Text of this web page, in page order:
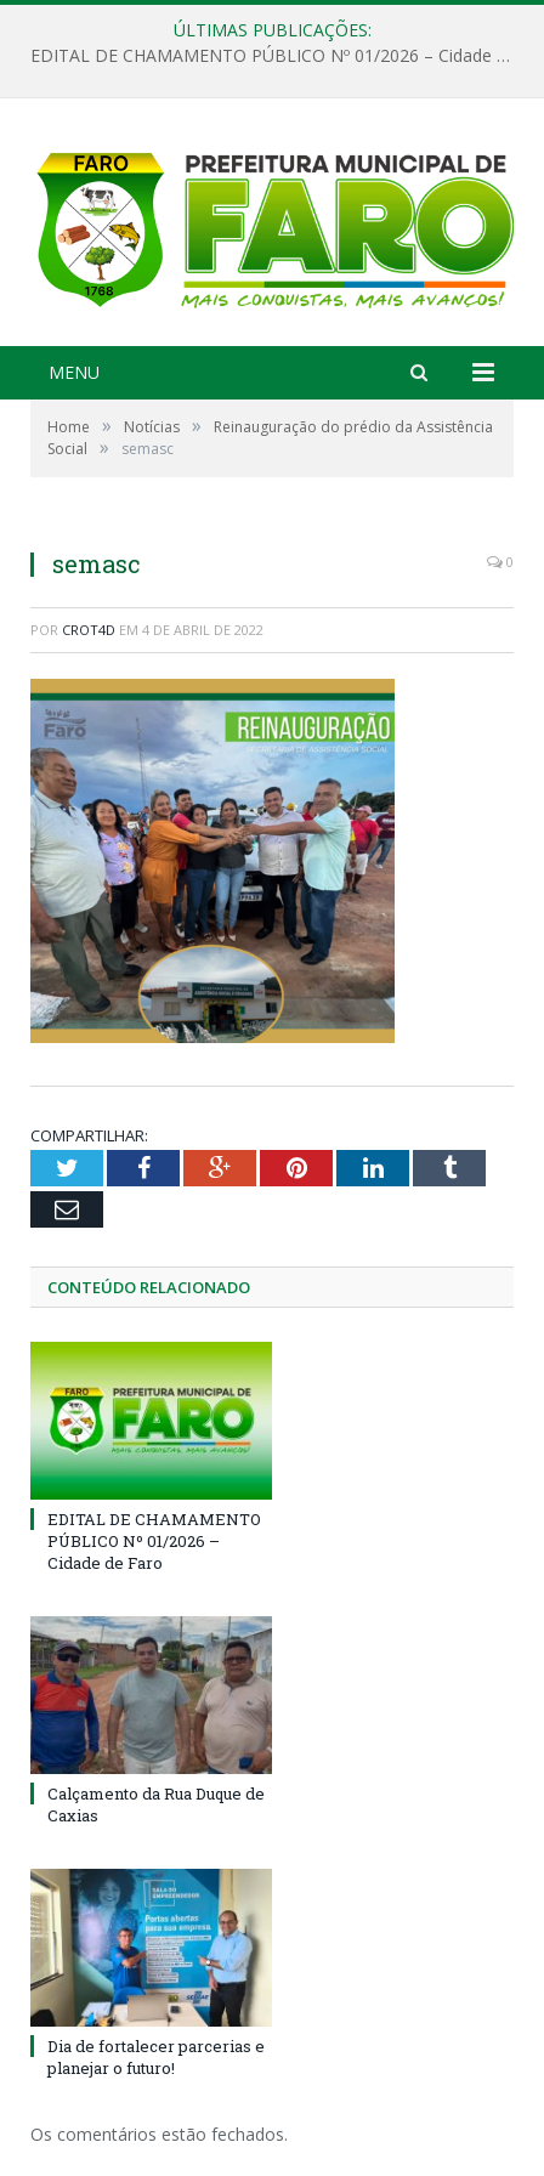
ÚLTIMAS PUBLICAÇÕES:
EDITAL DE CHAMAMENTO PÚBLICO Nº 01/2026 – Cidade de Faro
MENU
Home » Notícias »
Reinauguração do prédio da Assistência
Social
» semasc
semasc 0
POR CROT4D EM 4 DE ABRIL DE 2022
COMPARTILHAR:
TwitterFacebookGoogle+PinterestLinkedInTumblr
Email
CONTEÚDO RELACIONADO
EDITAL DE CHAMAMENTO
PÚBLICO Nº 01/2026 –
Cidade de Faro
Calçamento da Rua Duque de
Caxias
Dia de fortalecer parcerias e
planejar o futuro!
Os comentários estão fechados.